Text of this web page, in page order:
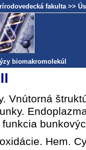
fakulta>>
biomakromolekúl
Vnútorná
Hem.